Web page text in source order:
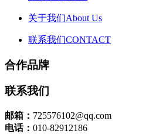
关于我们About Us
联系我们CONTACT
合作品牌
联系我们
邮箱： 725576102@qq.com
电话： 010-82912186